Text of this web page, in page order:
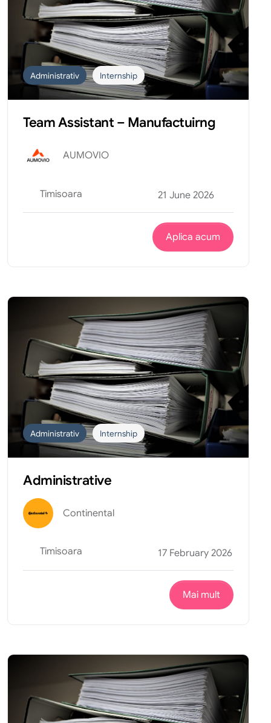
Administrativ Internship
Team Assistant – Manufactuirng
AUMOVIO
Timisoara 21 June 2026
Aplica acum
Administrativ Internship
Administrative
Continental
Timisoara 17 February 2026
Mai mult